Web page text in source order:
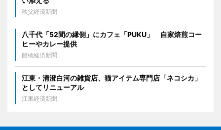
秩父経済新聞
八千代「52間の縁側」にカフェ「PUKU」 自家焙煎コー
ヒーやカレー提供
船橋経済新聞
江東・清澄白河の雑貨店、猫アイテム専門店「ネコシカ」
としてリニューアル
江東経済新聞